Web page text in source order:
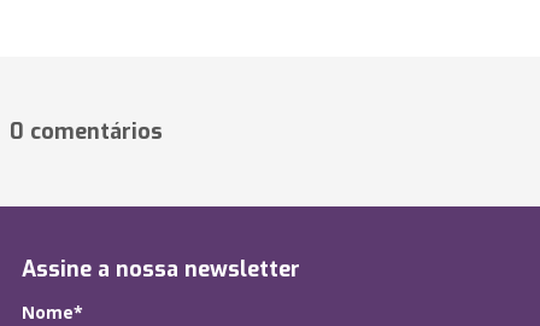
0 comentários
Assine a nossa newsletter
Nome*